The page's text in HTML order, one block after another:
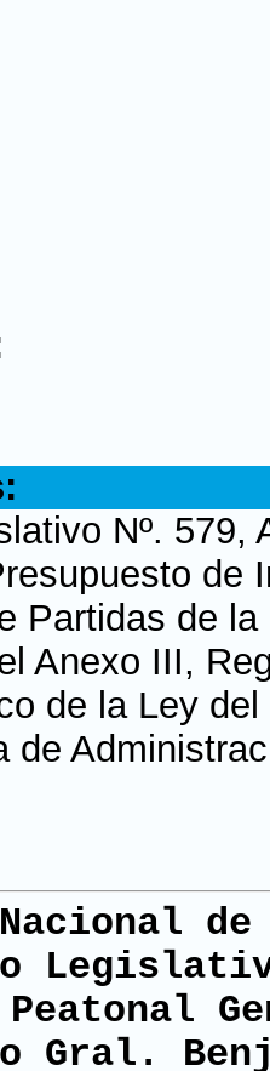
Nº.
de
Partidas de
Anexo III,
de la Ley
de
Nacional
Gral.